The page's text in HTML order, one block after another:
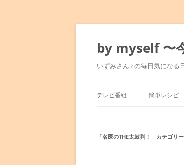
コ
テ
ン
ツ
ス
by myself 〜
いずみさん♀の毎日気になる
テレビ番組
満天☆青空レストラン
簡単レシピ
水島流！
「名医のTHE太鼓判！ 」カテゴリ